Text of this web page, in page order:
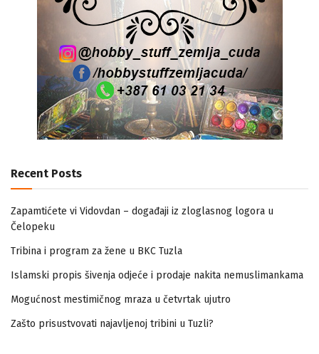
Recent Posts
Zapamtićete vi Vidovdan – događaji iz zloglasnog logora u
Čelopeku
Tribina i program za žene u BKC Tuzla
Islamski propis šivenja odjeće i prodaje nakita nemuslimankama
Mogućnost mestimičnog mraza u četvrtak ujutro
Zašto prisustvovati najavljenoj tribini u Tuzli?